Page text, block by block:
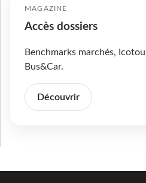
MAGAZINE
Accès dossiers
Benchmarks marchés,
Bus&Car.
Découvrir